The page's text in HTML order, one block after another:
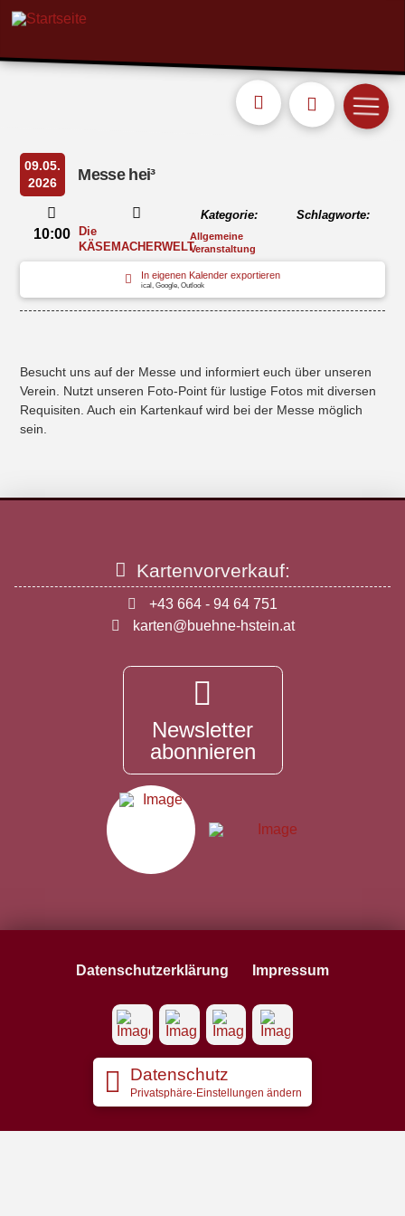
09.05.
2026
Messe hei³
10:00
Die
KÄSEMACHERWELT
Kategorie:
Allgemeine
Veranstaltung
Schlagworte:
In eigenen Kalender exportieren
ical, Google, Outlook
Besucht uns auf der Messe und informiert euch über unseren
Verein. Nutzt unseren Foto-Point für lustige Fotos mit diversen
Requisiten. Auch ein Kartenkauf wird bei der Messe möglich
sein.
Kartenvorverkauf:
+43 664 - 94 64 751
karten@buehne-hstein.at
Newsletter
abonnieren
Datenschutzerklärung Impressum
Datenschutz
Privatsphäre-Einstellungen ändern